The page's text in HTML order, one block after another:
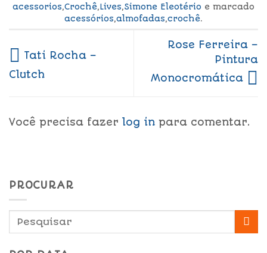
acessorios,Crochê,Lives,Simone Eleotério e marcado
acessórios,almofadas,crochê.
Tati Rocha –
Clutch
Rose Ferreira –
Pintura
Monocromática
Você precisa fazer log in para comentar.
PROCURAR